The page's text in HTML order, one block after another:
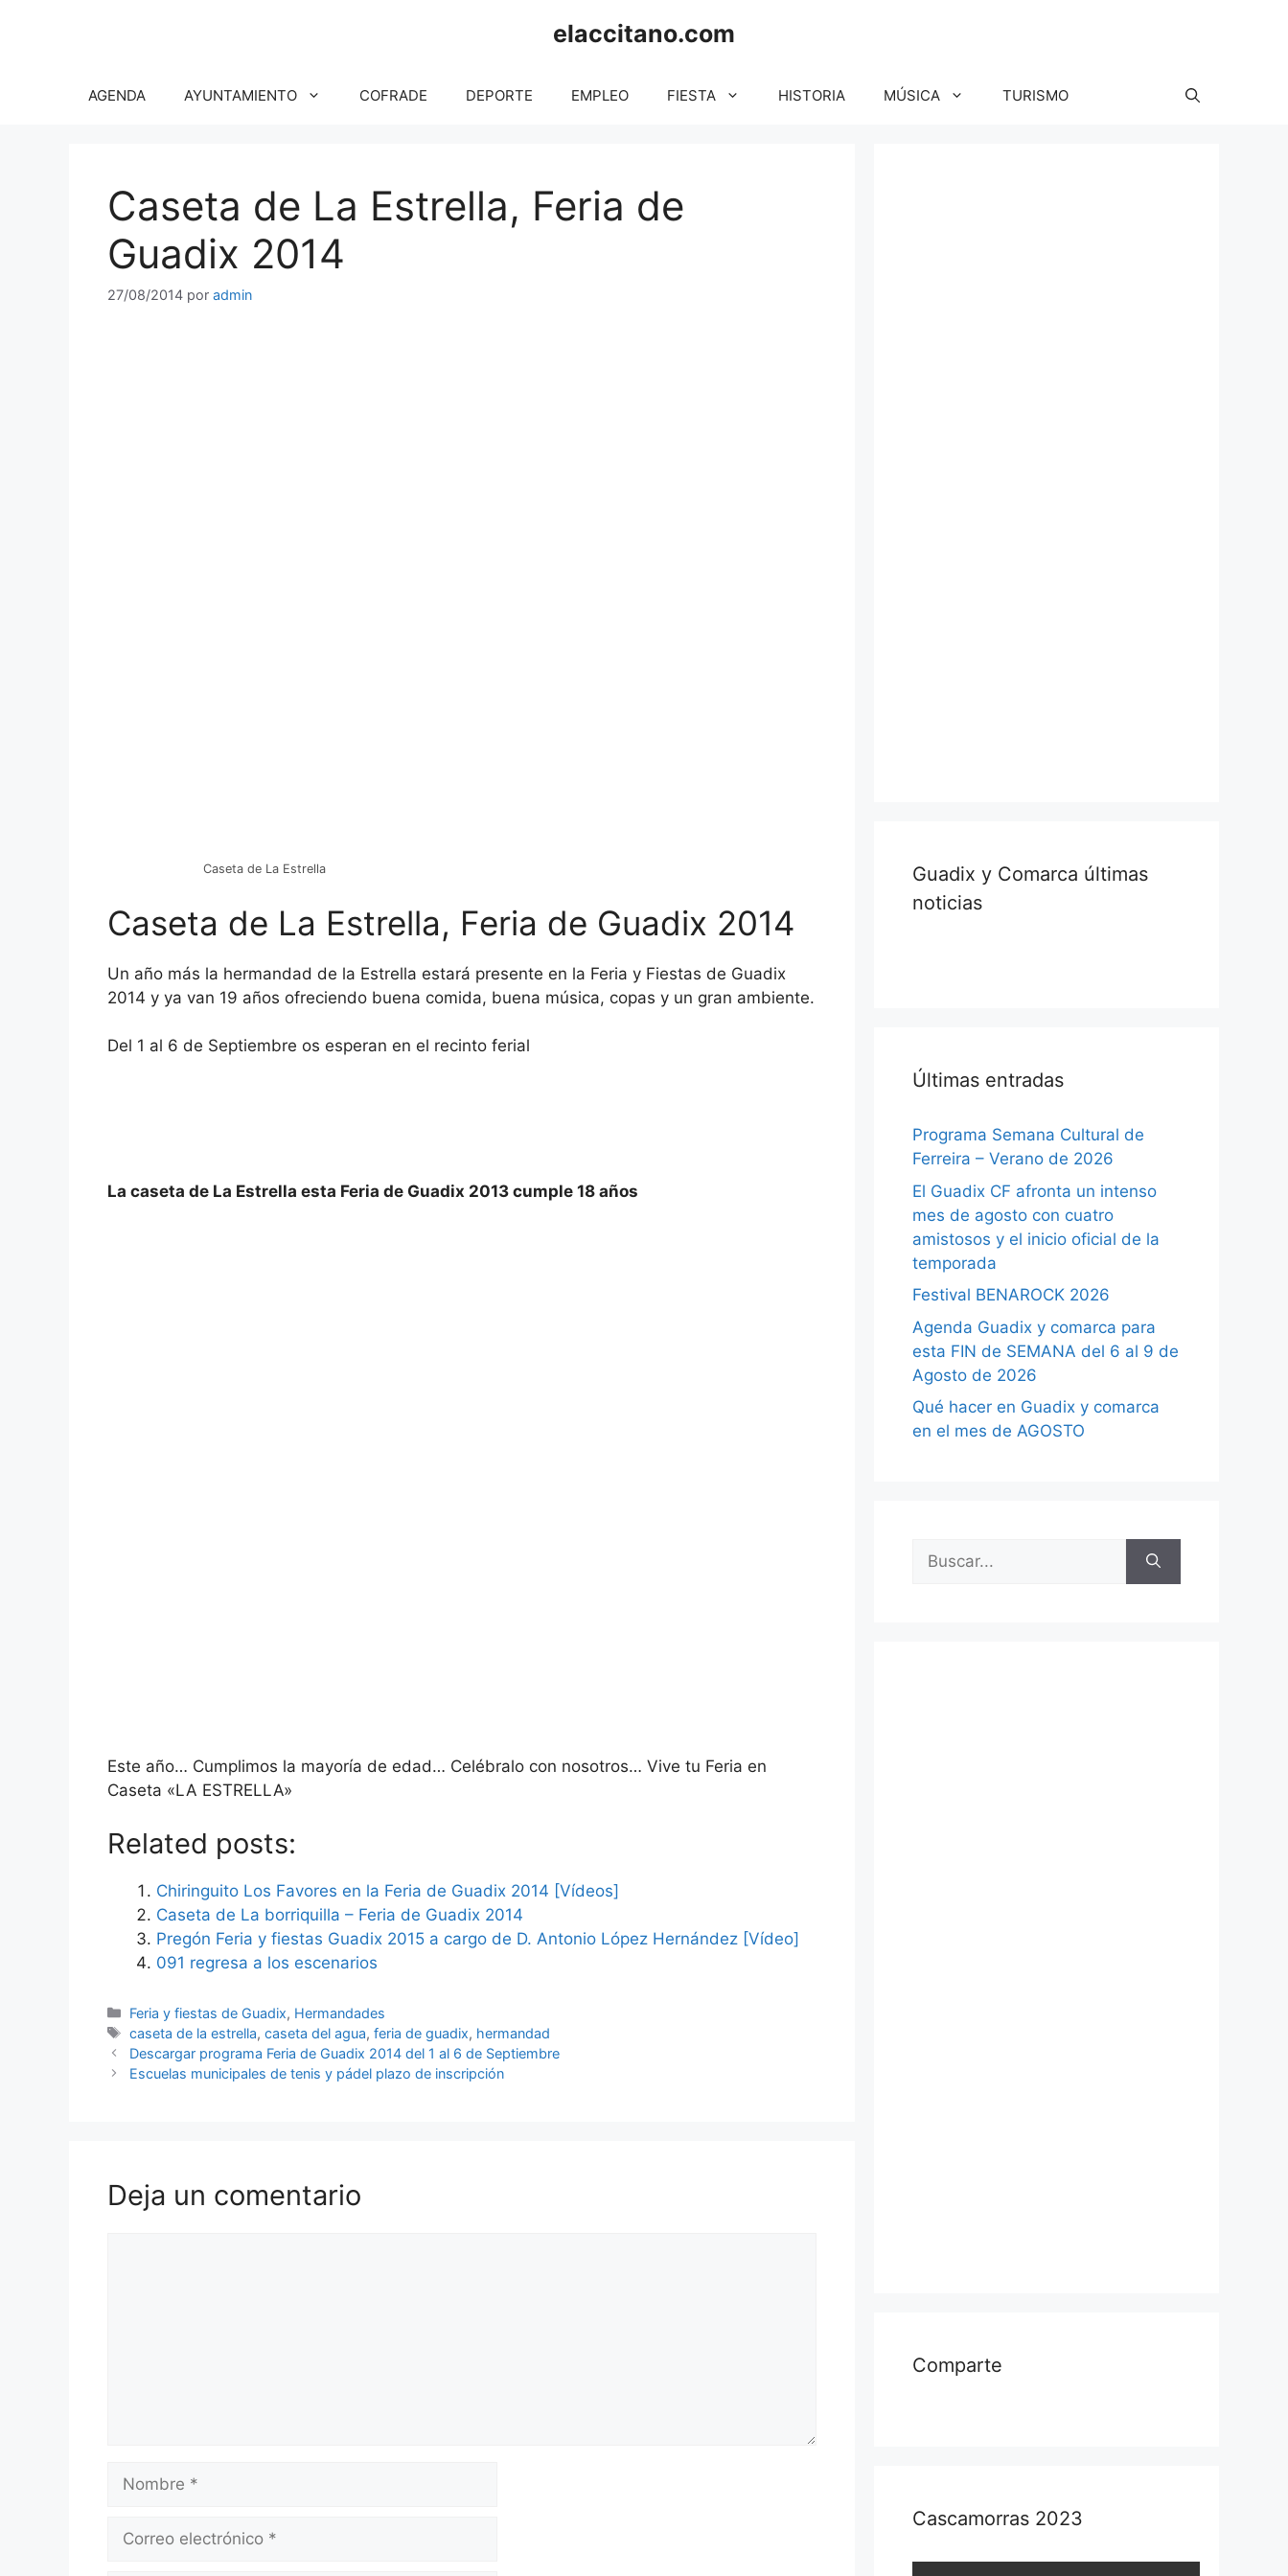
elaccitano.com
AGENDA AYUNTAMIENTO COFRADE DEPORTE EMPLEO FIESTA HISTORIA MÚSICA TURISMO
Caseta de La Estrella, Feria de
Guadix 2014
27/08/2014 por admin
Caseta de La Estrella
Caseta de La Estrella, Feria de Guadix 2014
Un año más la hermandad de la Estrella estará presente en la Feria y Fiestas de Guadix
2014 y ya van 19 años ofreciendo buena comida, buena música, copas y un gran ambiente.
Del 1 al 6 de Septiembre os esperan en el recinto ferial
La caseta de La Estrella esta Feria de Guadix 2013 cumple 18 años
Este año… Cumplimos la mayoría de edad… Celébralo con nosotros… Vive tu Feria en
Caseta «LA ESTRELLA»
Related posts:
Chiringuito Los Favores en la Feria de Guadix 2014 [Vídeos]
Caseta de La borriquilla – Feria de Guadix 2014
Pregón Feria y fiestas Guadix 2015 a cargo de D. Antonio López Hernández [Vídeo]
091 regresa a los escenarios
Categorías
Feria y fiestas de Guadix, Hermandades
Etiquetas
caseta de la estrella,caseta del agua,feria de guadix, hermandad
Descargar programa Feria de Guadix 2014 del 1 al 6 de Septiembre
Escuelas municipales de tenis y pádel plazo de inscripción
Deja un comentario
electrónico
Guadix y Comarca últimas
noticias
Últimas entradas
Programa Semana Cultural de
Ferreira – Verano de 2026
El Guadix CF afronta un intenso
mes de agosto con cuatro
amistosos y el inicio oficial de la
temporada
Festival BENAROCK 2026
Agenda Guadix y comarca para
esta FIN de SEMANA del 6 al 9 de
Agosto de 2026
Qué hacer en Guadix y comarca
en el mes de AGOSTO
Buscar:
Comparte
Cascamorras 2023